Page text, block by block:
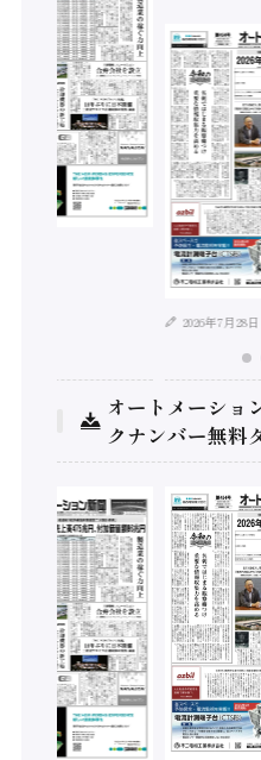
2026年7月28日
オートメーショ
クナンバー無料